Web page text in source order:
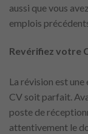
aussi que vous
emplois
Revérifiez votre
La révision est
CV soit parfait.
poste de
attentivement le